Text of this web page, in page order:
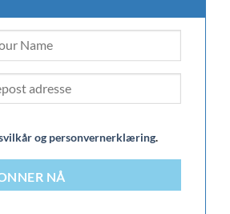
og personvernerklæring.
NÅ